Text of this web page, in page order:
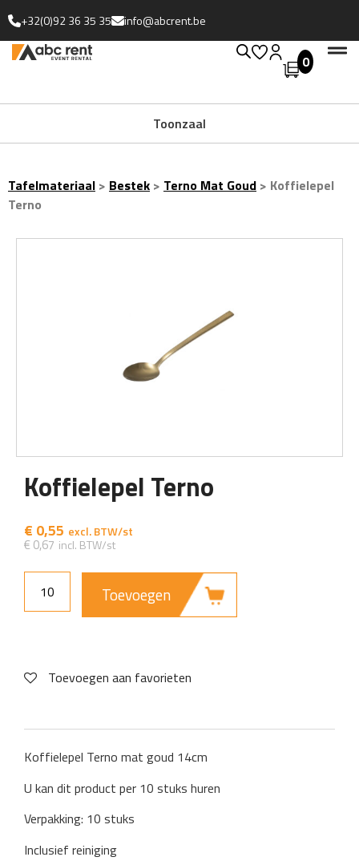
+32(0)92 36 35 35 info@abcrent.be
0
Toonzaal
Uitgebreide collectie
Tafelmateriaal > Bestek > Terno Mat Goud > Koffielepel
Terno
Koffielepel Terno
€ 0,55
€ 0,67
Toevoegen
Toevoegen aan favorieten
Koffielepel Terno mat goud 14cm
U kan dit product per 10 stuks huren
Verpakking: 10 stuks
Inclusief reiniging